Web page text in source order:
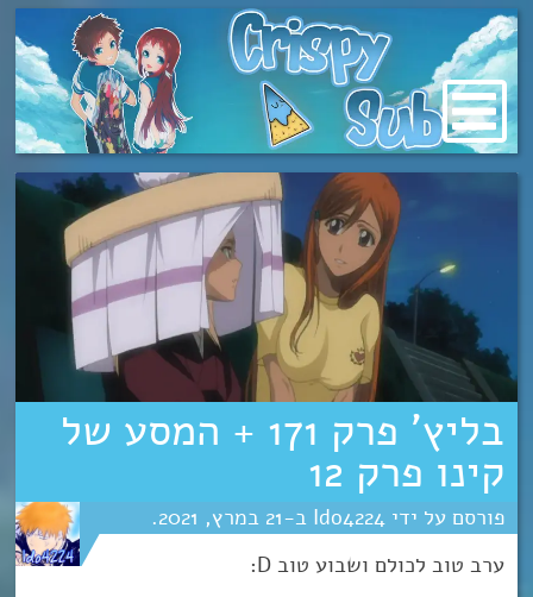
מעבר
לתוכן
בליץ’ פרק 171 + המסע של
קינו פרק 12
Ido4224
21 מרץ 2021
ערב טוב לכולם ושבוע טוב D: